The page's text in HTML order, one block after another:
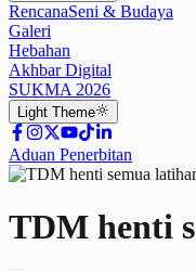
RencanaSeni & Budaya
Galeri
Hebahan
Akhbar Digital
SUKMA 2026
Light Theme
Aduan Penerbitan
TDM henti